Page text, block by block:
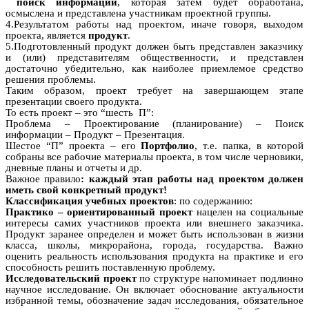
осмыслена и представлена участникам проектной группы.
4.Результатом работы над проектом, иначе говоря, выходом
проекта, является продукт.
5.Подготовленный продукт должен быть представлен заказчику
и (или) представителям общественности, и представлен
достаточно убедительно, как наиболее приемлемое средство
решения проблемы.
Таким образом, проект требует на завершающем этапе
презентации своего продукта.
То есть проект – это “шесть П”:
Проблема – Проектирование (планирование) – Поиск
информации – Продукт – Презентация.
Шестое “П” проекта – егоПортфолио, т.е. папка, в которой
собраны все рабочие материалы проекта, в том числе черновики,
дневные планы и отчеты и др.
Важное правило: каждый этап работы над проектом должен
иметь свой конкретный продукт!
Классификация учебных проектов: по содержанию:
Практико – ориентированный проект нацелен на социальные
интересы самих участников проекта или внешнего заказчика.
Продукт заранее определен и может быть использован в жизни
класса, школы, микрорайона, города, государства. Важно
оценить реальность использования продукта на практике и его
способность решить поставленную проблему.
Исследовательский проектпо структуре напоминает подлинно
научное исследование. Он включает обоснование актуальности
избранной темы, обозначение задач исследования, обязательное